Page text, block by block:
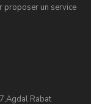
proposer un service
Rabat